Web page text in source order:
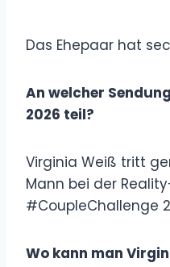
Das Ehepaar hat
An welcher
2026 teil?
Virginia Weiß tritt
Mann bei der
#CoupleChallenge
Wo kann man